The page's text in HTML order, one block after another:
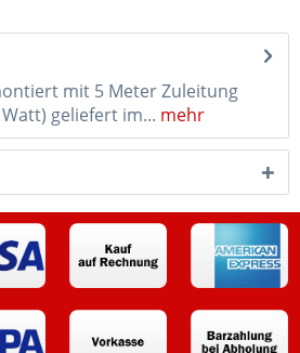
mit 5 Meter Zuleitung
geliefert im... mehr